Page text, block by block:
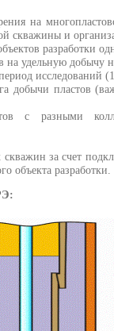
на
скважины и
разработки
на удельную добычу
исследований
добычи пластов
с разными
за счет
объекта разработки.